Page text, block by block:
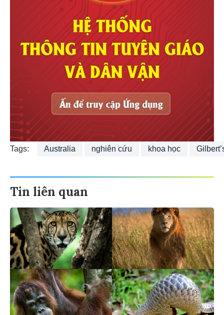
Tags: Australia nghiên cứu khoa học
Tin liên quan